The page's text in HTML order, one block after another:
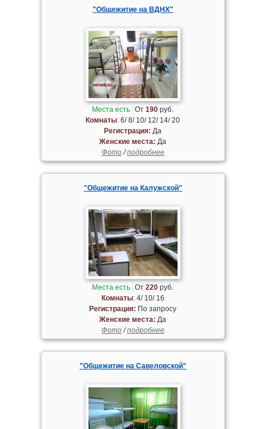
"Общежитие на ВДНХ"
Места есть От190 руб.
Комнаты: 6/ 8/ 10/ 12/ 14/ 20
Регистрация: Да
Женские места: Да
Фото/подробнее
"Общежитие на Калужской"
Места есть От220 руб.
Комнаты: 4/ 10/ 16
Регистрация: По запросу
Женские места: Да
Фото/подробнее
"Общежитие на Савеловской"